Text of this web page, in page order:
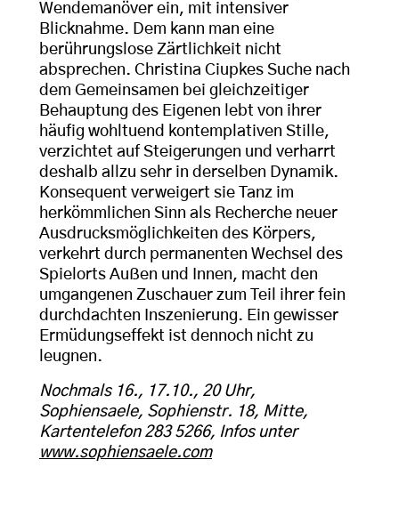
Wendemanöver ein, mit intensiver
Blicknahme. Dem kann man eine
berührungslose Zärtlichkeit nicht
absprechen. Christina Ciupkes Suche nach
dem Gemeinsamen bei gleichzeitiger
Behauptung des Eigenen lebt von ihrer
häufig wohltuend kontemplativen Stille,
verzichtet auf Steigerungen und verharrt
deshalb allzu sehr in derselben Dynamik.
Konsequent verweigert sie Tanz im
herkömmlichen Sinn als Recherche neuer
Ausdrucksmöglichkeiten des Körpers,
verkehrt durch permanenten Wechsel des
Spielorts Außen und Innen, macht den
umgangenen Zuschauer zum Teil ihrer fein
durchdachten Inszenierung. Ein gewisser
Ermüdungseffekt ist dennoch nicht zu
leugnen.
Nochmals 16., 17.10., 20 Uhr,
Sophiensaele, Sophienstr. 18, Mitte,
Kartentelefon 283 5266, Infos unter
www.sophiensaele.com